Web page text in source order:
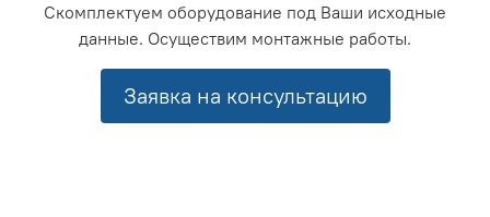
Скомплектуем оборудование под Ваши исходные
данные. Осуществим монтажные работы.
Заявка на консультацию